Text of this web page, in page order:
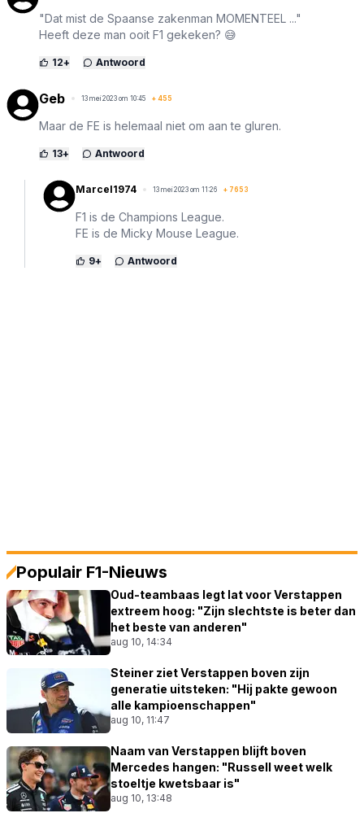
"Dat mist de Spaanse zakenman MOMENTEEL ..."
Heeft deze man ooit F1 gekeken? 😅
12+ Antwoord
Geb 13 mei 2023 om 10:45 + 455
Maar de FE is helemaal niet om aan te gluren.
13+ Antwoord
Marcel1974 13 mei 2023 om 11:26 + 7653
F1 is de Champions League.
FE is de Micky Mouse League.
9+ Antwoord
Populair F1-Nieuws
Oud-teambaas legt lat voor Verstappen
extreem hoog: "Zijn slechtste is beter dan
het beste van anderen"
aug 10, 14:34
Steiner ziet Verstappen boven zijn
generatie uitsteken: "Hij pakte gewoon
alle kampioenschappen"
aug 10, 11:47
Naam van Verstappen blijft boven
Mercedes hangen: "Russell weet welk
stoeltje kwetsbaar is"
aug 10, 13:48